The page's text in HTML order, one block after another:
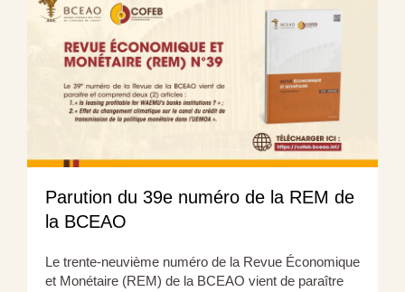
Parution du 39e numéro de la REM de
la BCEAO
Le trente-neuvième numéro de la Revue Économique
et Monétaire (REM) de la BCEAO vient de paraître